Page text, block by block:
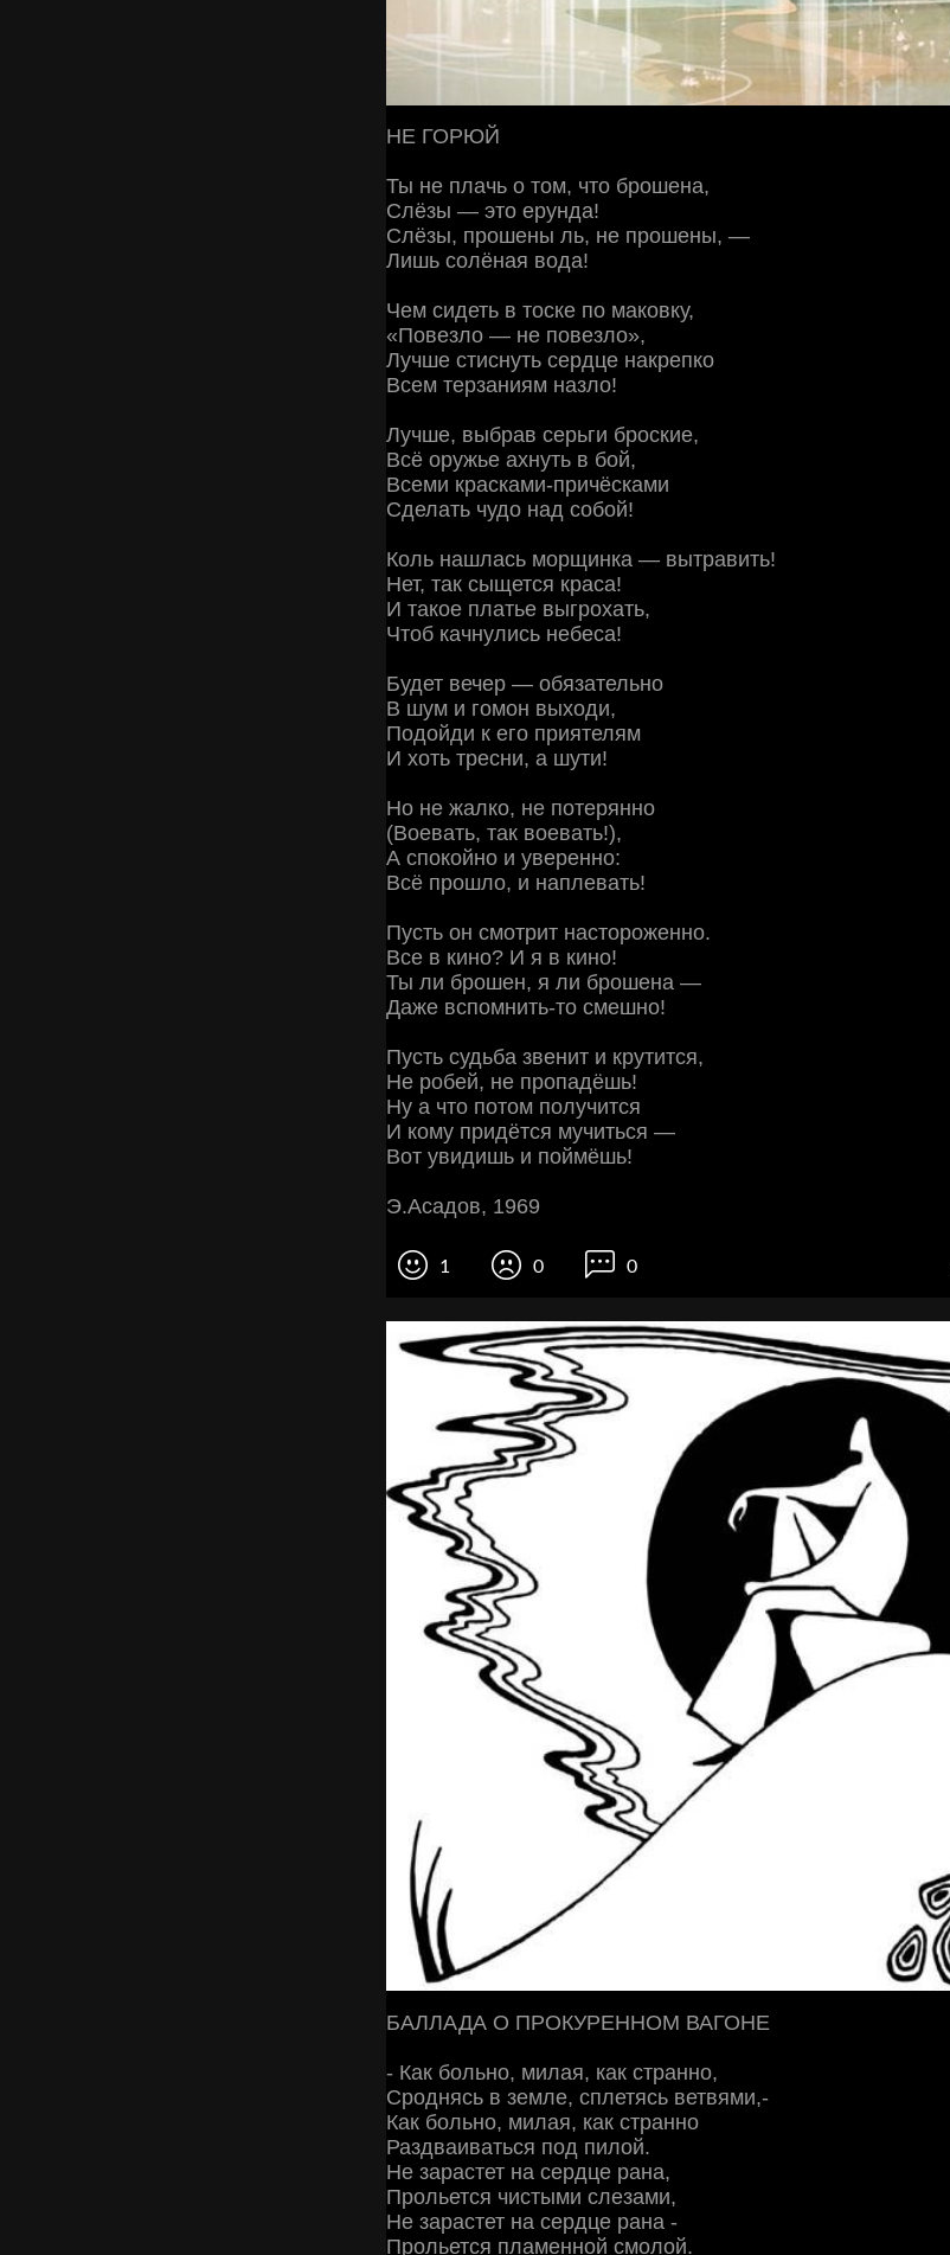
НЕ ГОРЮЙ
Ты не плачь о том, что брошена,
Слёзы — это ерунда!
Слёзы, прошены ль, не прошены, —
Лишь солёная вода!
Чем сидеть в тоске по маковку,
«Повезло — не повезло»,
Лучше стиснуть сердце накрепко
Всем терзаниям назло!
Лучше, выбрав серьги броские,
Всё оружье ахнуть в бой,
Всеми красками-причёсками
Сделать чудо над собой!
Коль нашлась морщинка — вытравить!
Нет, так сыщется краса!
И такое платье выгрохать,
Чтоб качнулись небеса!
Будет вечер — обязательно
В шум и гомон выходи,
Подойди к его приятелям
И хоть тресни, а шути!
Но не жалко, не потерянно
(Воевать, так воевать!),
А спокойно и уверенно:
Всё прошло, и наплевать!
Пусть он смотрит настороженно.
Все в кино? И я в кино!
Ты ли брошен, я ли брошена —
Даже вспомнить-то смешно!
Пусть судьба звенит и крутится,
Не робей, не пропадёшь!
Ну а что потом получится
И кому придётся мучиться —
Вот увидишь и поймёшь!
Э.Асадов, 1969
1 0 0
БАЛЛАДА О ПРОКУРЕННОМ ВАГОНЕ
- Как больно, милая, как странно,
Сроднясь в земле, сплетясь ветвями,-
Как больно, милая, как странно
Раздваиваться под пилой.
Не зарастет на сердце рана,
Прольется чистыми слезами,
Не зарастет на сердце рана -
Прольется пламенной смолой.